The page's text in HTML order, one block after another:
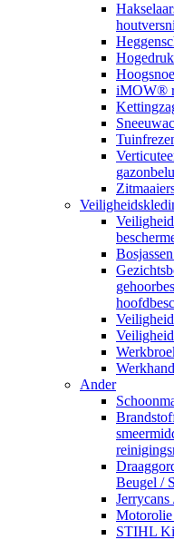
iMOW®
Ander
Beugel /
Jerrycans
Motorolie
STIHL